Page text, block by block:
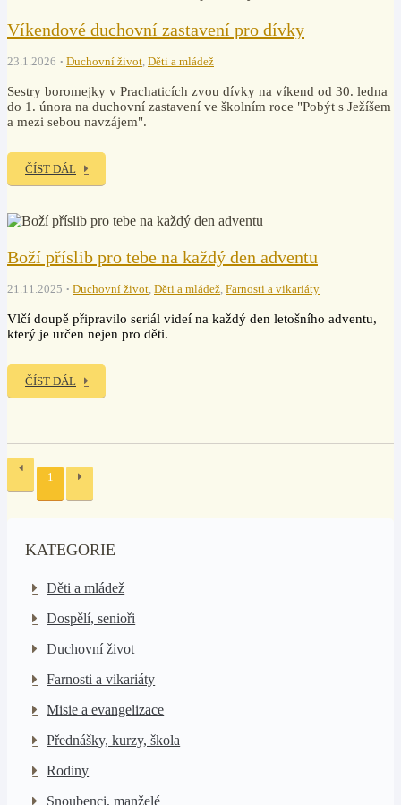
Víkendové duchovní zastavení pro dívky
23.1.2026 Duchovní život, Děti a mládež
Sestry boromejky v Prachaticích zvou dívky na víkend od 30. ledna
do 1. února na duchovní zastavení ve školním roce "Pobýt s Ježíšem
a mezi sebou navzájem".
ČÍST DÁL
Boží příslib pro tebe na každý den adventu
21.11.2025 Duchovní život, Děti a mládež, Farnosti a vikariáty
Vlčí doupě připravilo seriál videí na každý den letošního adventu,
který je určen nejen pro děti.
ČÍST DÁL
1
KATEGORIE
Děti a mládež
Dospělí, senioři
Duchovní život
Farnosti a vikariáty
Misie a evangelizace
Přednášky, kurzy, škola
Rodiny
Snoubenci, manželé